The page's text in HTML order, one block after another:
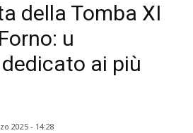
della Tomba XI
u
ai più
2025 - 14:28